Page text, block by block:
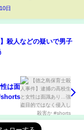
日
殺人などの疑いで男子
は面
盗目的ではなく侵入し殺害か #shorts